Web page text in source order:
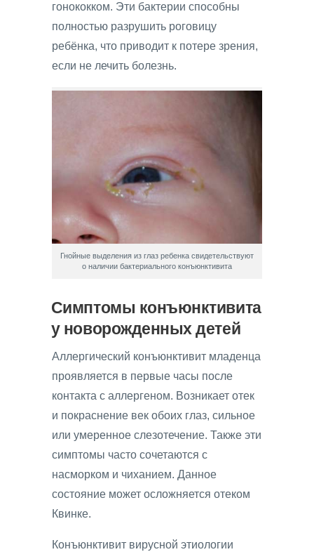
гонококком. Эти бактерии способны
полностью разрушить роговицу
ребёнка, что приводит к потере зрения,
если не лечить болезнь.
Гнойные выделения из глаз ребенка свидетельствуют
о наличии бактериального конъюнктивита
Симптомы конъюнктивита
у новорожденных детей
Аллергический конъюнктивит младенца
проявляется в первые часы после
контакта с аллергеном. Возникает отек
и покраснение век обоих глаз, сильное
или умеренное слезотечение. Также эти
симптомы часто сочетаются с
насморком и чиханием. Данное
состояние может осложняется отеком
Квинке.
Конъюнктивит вирусной этиологии